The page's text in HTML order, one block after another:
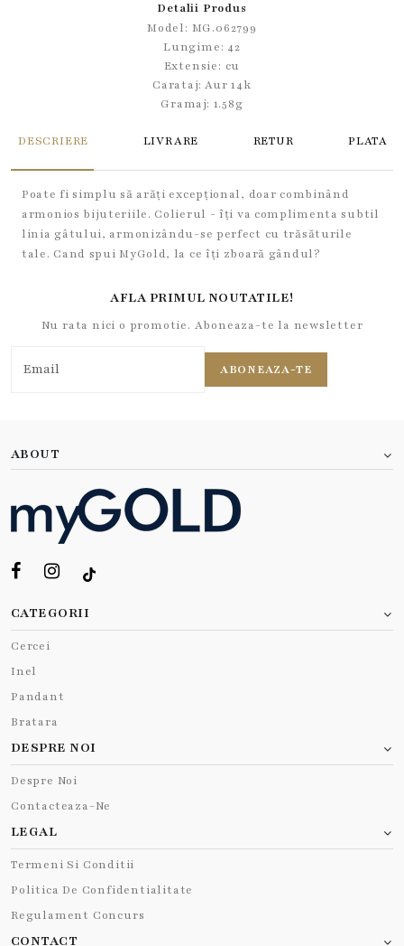
Detalii Produs
Model: MG.062799
Lungime: 42
Extensie: cu
Carataj: Aur 14k
Gramaj: 1.58g
DESCRIERE LIVRARE RETUR PLATA
Poate fi simplu să arăți excepțional, doar combinând
armonios bijuteriile. Colierul - îți va complimenta subtil
linia gâtului, armonizându-se perfect cu trăsăturile
tale. Cand spui MyGold, la ce îți zboară gândul?
AFLA PRIMUL NOUTATILE!
Nu rata nici o promotie. Aboneaza-te la newsletter
ABONEAZA-TE
ABOUT
CATEGORII
Cercei
Inel
Pandant
Bratara
DESPRE NOI
Despre Noi
Contacteaza-Ne
LEGAL
Termeni Si Conditii
Politica De Confidentialitate
Regulament Concurs
CONTACT